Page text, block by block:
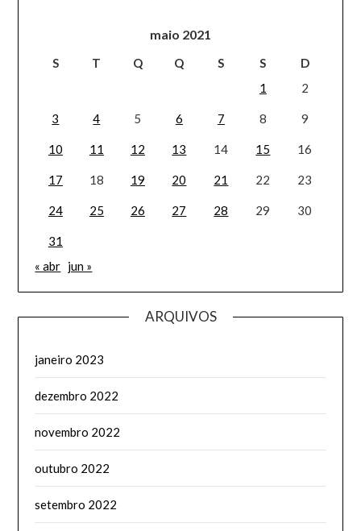
maio 2021
S T Q Q S S
D
1
2
3 4 5 6 7 8 9
10 11 12 13 14 15 16
17 18 19 20 21 22 23
24 25 26 27 28 29 30
31
« abr jun »
ARQUIVOS
janeiro 2023
dezembro 2022
novembro 2022
outubro 2022
setembro 2022